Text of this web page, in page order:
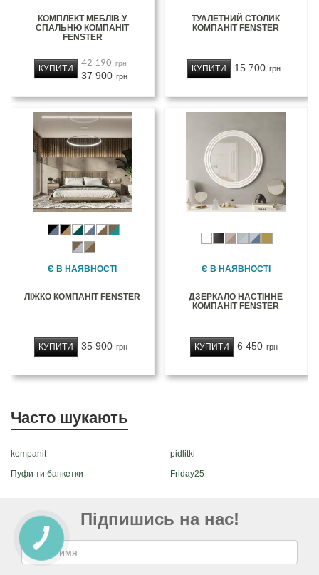
КОМПЛЕКТ МЕБЛІВ У
СПАЛЬНЮ КОМПАНІТ
FENSTER
42 190 грн
37 900 грн
КУПИТИ
ТУАЛЕТНИЙ СТОЛИК
КОМПАНІТ FENSTER
15 700 грн
КУПИТИ
Є В НАЯВНОСТІ
ЛІЖКО КОМПАНІТ FENSTER
35 900 грн
КУПИТИ
Є В НАЯВНОСТІ
ДЗЕРКАЛО НАСТІННЕ
КОМПАНІТ FENSTER
6 450 грн
КУПИТИ
Часто шукають
kompanit
pidlitki
Пуфи ти банкетки
Friday25
Підпишись на нас!